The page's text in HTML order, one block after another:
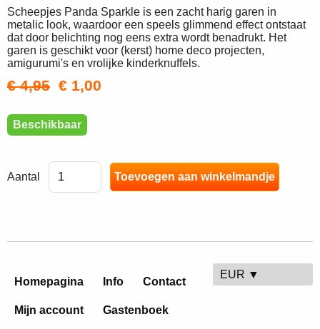
Scheepjes Panda Sparkle is een zacht harig garen in
metalic look, waardoor een speels glimmend effect ontstaat
dat door belichting nog eens extra wordt benadrukt. Het
garen is geschikt voor (kerst) home deco projecten,
amigurumi's en vrolijke kinderknuffels.
€ 4,95 € 1,00
Beschikbaar
Aantal
Homepagina Info Contact
Mijn account Gastenboek
EUR ▼